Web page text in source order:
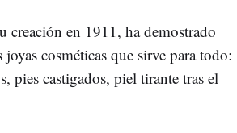
creación en 1911, ha demostrado
cosméticas que sirve para todo:
pies castigados, piel tirante tras el